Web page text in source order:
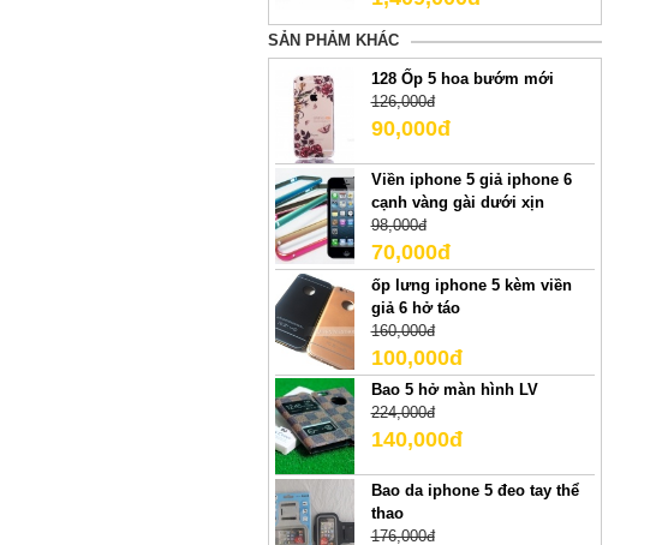
SẢN PHẢM KHÁC
128 Ốp 5 hoa bướm mới
126,000đ
90,000đ
Viền iphone 5 giả iphone 6
cạnh vàng gài dưới xịn
98,000đ
70,000đ
ốp lưng iphone 5 kèm viền
giả 6 hở táo
160,000đ
100,000đ
Bao 5 hở màn hình LV
224,000đ
140,000đ
Bao da iphone 5 đeo tay thể
thao
176,000đ